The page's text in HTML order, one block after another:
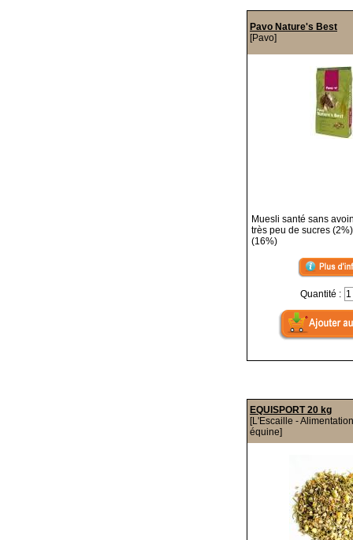
Pavo Nature's Best
[Pavo]
Muesli santé sans
très peu de sucres
(16%)
Quantité :
EQUISPORT 20 kg
[L'Escaille - Alimentation
équine]